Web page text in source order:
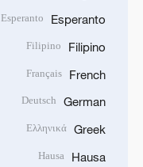
Esperanto
Esperanto
Filipino
Filipino
French
Français
German
Deutsch
Greek
Ελληνικά
Hausa
Hausa